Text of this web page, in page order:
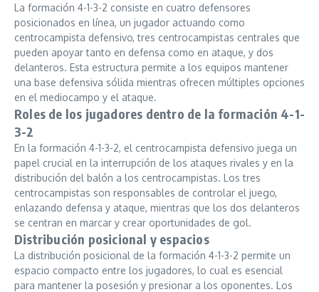
La formación 4-1-3-2 consiste en cuatro defensores
posicionados en línea, un jugador actuando como
centrocampista defensivo, tres centrocampistas centrales que
pueden apoyar tanto en defensa como en ataque, y dos
delanteros. Esta estructura permite a los equipos mantener
una base defensiva sólida mientras ofrecen múltiples opciones
en el mediocampo y el ataque.
Roles de los jugadores dentro de la formación 4-1-
3-2
En la formación 4-1-3-2, el centrocampista defensivo juega un
papel crucial en la interrupción de los ataques rivales y en la
distribución del balón a los centrocampistas. Los tres
centrocampistas son responsables de controlar el juego,
enlazando defensa y ataque, mientras que los dos delanteros
se centran en marcar y crear oportunidades de gol.
Distribución posicional y espacios
La distribución posicional de la formación 4-1-3-2 permite un
espacio compacto entre los jugadores, lo cual es esencial
para mantener la posesión y presionar a los oponentes. Los